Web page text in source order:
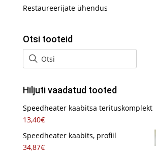
Restaureerijate ühendus
Otsi tooteid
Hiljuti vaadatud tooted
Speedheater kaabitsa terituskomplekt
13,40€
Speedheater kaabits, profiil
34,87€